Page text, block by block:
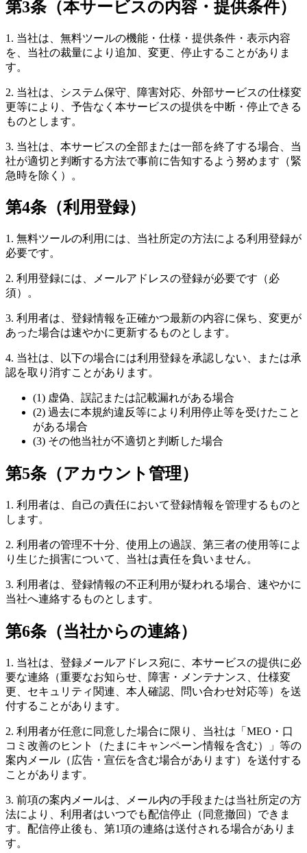
第3条（本サービスの内容・提供条件）
1. 当社は、無料ツールの機能・仕様・提供条件・表示内容
を、当社の裁量により追加、変更、停止することがありま
す。
2. 当社は、システム保守、障害対応、外部サービスの仕様変
更等により、予告なく本サービスの提供を中断・停止できる
ものとします。
3. 当社は、本サービスの全部または一部を終了する場合、当
社が適切と判断する方法で事前に告知するよう努めます（緊
急時を除く）。
第4条（利用登録）
1. 無料ツールの利用には、当社所定の方法による利用登録が
必要です。
2. 利用登録には、メールアドレスの登録が必要です（必
須）。
3. 利用者は、登録情報を正確かつ最新の内容に保ち、変更が
あった場合は速やかに更新するものとします。
4. 当社は、以下の場合には利用登録を承認しない、または承
認を取り消すことがあります。
(1) 虚偽、誤記または記載漏れがある場合
(2) 過去に本規約違反等により利用停止等を受けたこと
がある場合
(3) その他当社が不適切と判断した場合
第5条（アカウント管理）
1. 利用者は、自己の責任において登録情報を管理するものと
します。
2. 利用者の管理不十分、使用上の過誤、第三者の使用等によ
り生じた損害について、当社は責任を負いません。
3. 利用者は、登録情報の不正利用が疑われる場合、速やかに
当社へ連絡するものとします。
第6条（当社からの連絡）
1. 当社は、登録メールアドレス宛に、本サービスの提供に必
要な連絡（重要なお知らせ、障害・メンテナンス、仕様変
更、セキュリティ関連、本人確認、問い合わせ対応等）を送
付することがあります。
2. 利用者が任意に同意した場合に限り、当社は「MEO・口
コミ改善のヒント（たまにキャンペーン情報を含む）」等の
案内メール（広告・宣伝を含む場合があります）を送付する
ことがあります。
3. 前項の案内メールは、メール内の手段または当社所定の方
法により、利用者はいつでも配信停止（同意撤回）できま
す。配信停止後も、第1項の連絡は送付される場合がありま
す。